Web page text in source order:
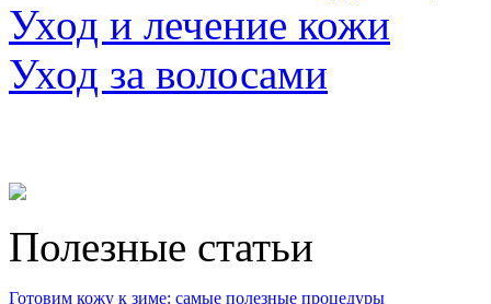
Уход и лечение кожи
Уход за волосами
Полезные статьи
Готовим кожу к зиме: самые полезные процедуры